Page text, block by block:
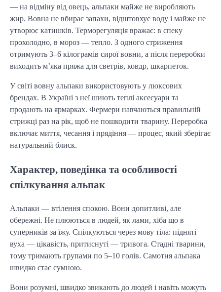
— на відміну від овець, альпаки майже не виробляють
жир. Вовна не вбирає запахи, відштовхує воду і майже не
утворює катишків. Терморегуляція вражає: в спеку
прохолодно, в мороз — тепло. З одного стриження
отримують 3–6 кілограмів сирої вовни, а після переробки
виходить м’яка пряжа для светрів, ковдр, шкарпеток.
У світі вовну альпаки використовують у люксових
брендах. В Україні з неї шиють теплі аксесуари та
продають на ярмарках. Фермери навчаються правильній
стрижці раз на рік, щоб не пошкодити тварину. Переробка
включає миття, чесання і прядіння — процес, який зберігає
натуральний блиск.
Характер, поведінка та особливості
спілкування альпак
Альпаки — втілення спокою. Вони допитливі, але
обережні. Не плюються в людей, як лами, хіба що в
суперників за їжу. Спілкуються через мову тіла: підняті
вуха — цікавість, притиснуті — тривога. Стадні тварини,
тому тримають групами по 5–10 голів. Самотня альпака
швидко стає сумною.
Вони розумні, швидко звикають до людей і навіть можуть